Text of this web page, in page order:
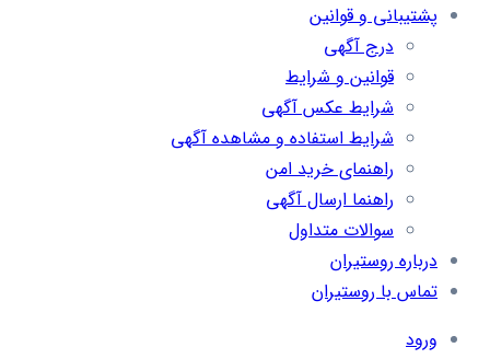
پشتیبانی و قوانین
درج آگهی
قوانین و شرایط
شرایط عکس آگهی
شرایط استفاده و مشاهده آگهی
راهنمای خرید امن
راهنما ارسال آگهی
سوالات متداول
درباره روستیران
تماس با روستیران
ورود